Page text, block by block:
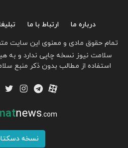
درباره ما ارتباط با ما
تمام حقوق مادی و معنوی این سایت
سلامت نیوز نسخه چاپی ندارد و به
استفاده از مطالب بدون ذکر منبع
news.com
نسخه